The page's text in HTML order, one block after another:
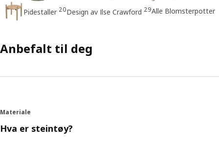
Pidestaller 20Design av Ilse Crawford 29Alle Blomsterpotter
Anbefalt til deg
Materiale
Hva er steintøy?